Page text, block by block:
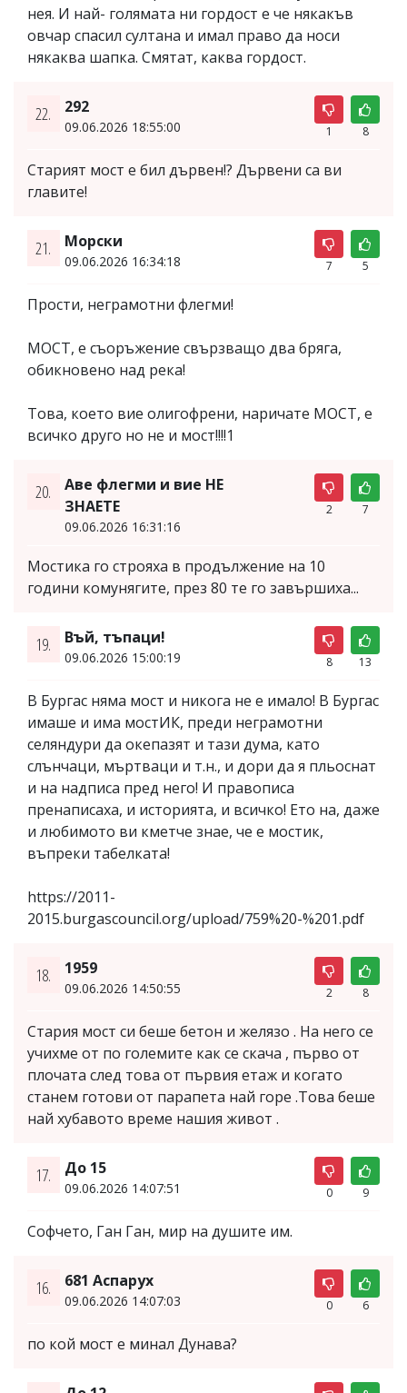
нея. И най- голямата ни гордост е че някакъв
овчар спасил султана и имал право да носи
някаква шапка. Смятат, каква гордост.
22. 292
09.06.2026 18:55:00 1 8
Старият мост е бил дървен!? Дървени са ви
главите!
21. Морски
09.06.2026 16:34:18 7 5
Прости, неграмотни флегми!
МОСТ, е съоръжение свързващо два бряга,
обикновено над река!
Това, което вие олигофрени, наричате МОСТ, е
всичко друго но не и мост!!!!1
20.
Аве флегми и вие НЕ
ЗНАЕТЕ
09.06.2026 16:31:16
2 7
Мостика го строяха в продължение на 10
години комунягите, през 80 те го завършиха...
19. Въй, тъпаци!
09.06.2026 15:00:19 8 13
В Бургас няма мост и никога не е имало! В Бургас
имаше и има мостИК, преди неграмотни
селяндури да окепазят и тази дума, като
слънчаци, мъртваци и т.н., и дори да я пльоснат
и на надписа пред него! И правописа
пренаписаха, и историята, и всичко! Ето на, даже
и любимото ви кметче знае, че е мостик,
въпреки табелката!
https://2011-
2015.burgascouncil.org/upload/759%20-%201.pdf
18. 1959
09.06.2026 14:50:55 2 8
Стария мост си беше бетон и желязо . На него се
учихме от по големите как се скача , първо от
плочата след това от първия етаж и когато
станем готови от парапета най горе .Това беше
най хубавото време нашия живот .
17. До 15
09.06.2026 14:07:51 0 9
Софчето, Ган Ган, мир на душите им.
16. 681 Аспарух
09.06.2026 14:07:03 0 6
по кой мост е минал Дунава?